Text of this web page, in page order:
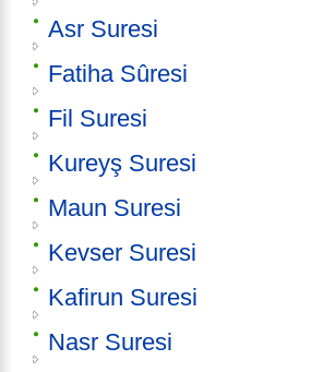
Asr Suresi
Fatiha Sûresi
Fil Suresi
Kureyş Suresi
Maun Suresi
Kevser Suresi
Kafirun Suresi
Nasr Suresi